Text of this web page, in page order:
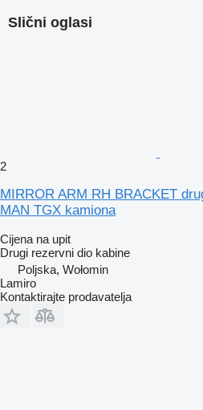
Slični oglasi
2
MIRROR ARM RH BRACKET
MAN TGX kamiona
Cijena na upit
Drugi rezervni dio kabine
Poljska, Wołomin
Lamiro
Kontaktirajte prodavatelja